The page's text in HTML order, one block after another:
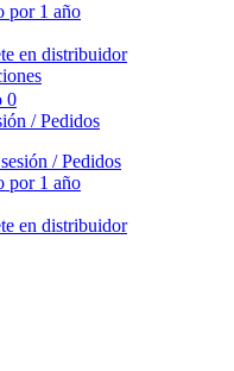
por 1 año
en distribuidor
0
/ Pedidos
/ Pedidos
por 1 año
en distribuidor